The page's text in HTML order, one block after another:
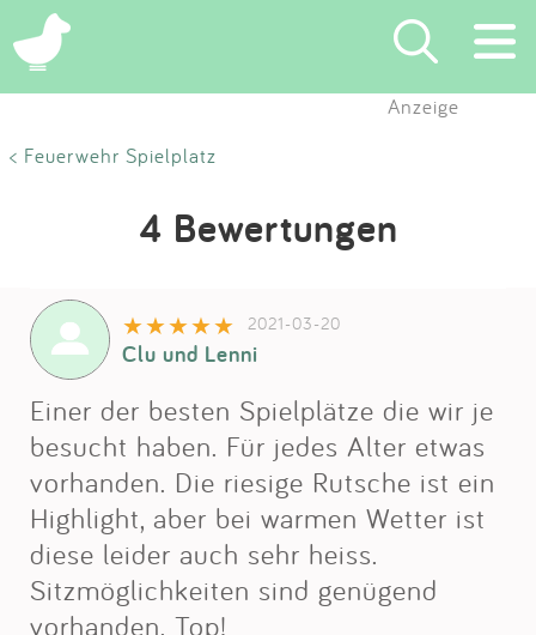
Eintragen
Blog
Partner
Kontakt
Impressum
Anzeige
< Feuerwehr Spielplatz
4 Bewertungen
2021-03-20
Clu und Lenni
Einer der besten Spielplätze die wir je
besucht haben. Für jedes Alter etwas
vorhanden. Die riesige Rutsche ist ein
Highlight, aber bei warmen Wetter ist
diese leider auch sehr heiss.
Sitzmöglichkeiten sind genügend
vorhanden. Top!